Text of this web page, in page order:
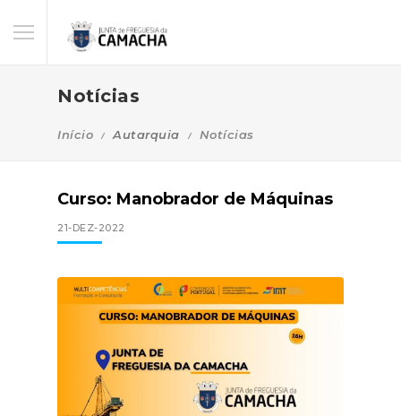
Notícias
Início Autarquia Notícias
Curso: Manobrador de Máquinas
21-DEZ-2022